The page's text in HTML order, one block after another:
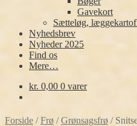
Gavekort
Sætteløg,
Nyhedsbrev
Nyheder 2025
Find os
Mere…
kr. 0,00 0 varer
Forside /Frø /Grønsagsfrø /